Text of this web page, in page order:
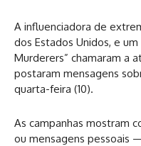
A influenciadora de
dos Estados Unidos, e um
Murderers” chamaram a
postaram mensagens
quarta-feira (10).
As campanhas mostram
ou mensagens pessoais